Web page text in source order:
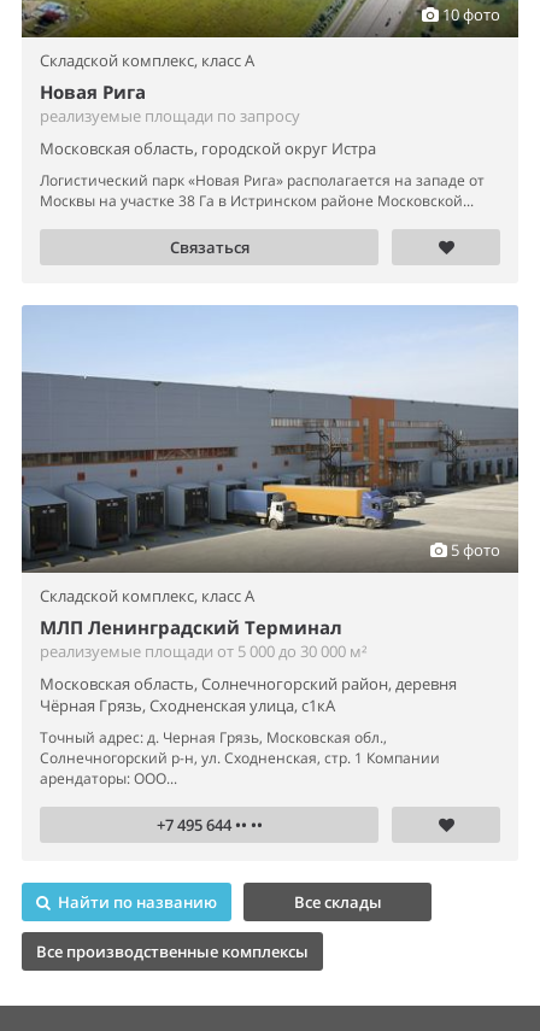
10 фото
Складской комплекс, класс A
Новая Рига
реализуемые площади по запросу
Московская область, городской округ Истра
Логистический парк «Новая Рига» располагается на западе от
Москвы на участке 38 Га в Истринском районе Московской...
Связаться
5 фото
Складской комплекс, класс A
МЛП Ленинградский Терминал
реализуемые площади от 5 000 до 30 000 м²
Московская область, Солнечногорский район, деревня
Чёрная Грязь, Сходненская улица, с1кА
Точный адрес: д. Черная Грязь, Московская обл.,
Солнечногорский р-н, ул. Сходненская, стр. 1 Компании
арендаторы: ООО...
+7 495 644 •• ••
Найти по названию Все склады
Все производственные комплексы